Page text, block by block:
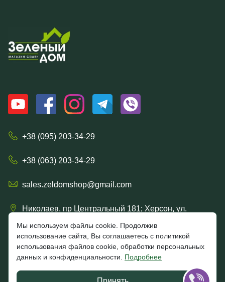
+38 (095) 203-34-29
+38 (063) 203-34-29
sales.zeldomshop@gmail.com
Николаев, пр Центральный 181; Херсон, ул.
4.7★★★★★
★★★★★
Мы используем файлы cookie. Продолжив
использование сайта, Вы соглашаетесь с политикой
использования файлов cookie, обработки персональных
данных и конфиденциальности.
Подробнее